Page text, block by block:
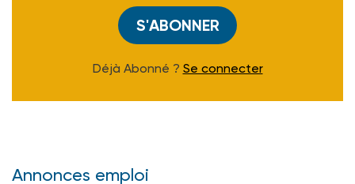
S'ABONNER
Déjà Abonné ? Se connecter
Annonces emploi